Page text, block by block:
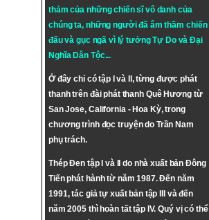
thảm của những chiến sĩ vô danh của
chúng ta, những người đã âm thầm chiến
đấu và gục ngã vì lý tưởngTự DovàĐại
Nghĩa Dân Tộc...
Ở đây chỉ có tập I và II, từng được phát
thanh trên đài phát thanh Quê Hương từ
San Jose, California - Hoa Kỳ, trong
chương trình đọc truyện do Trần Nam
phụ trách.
Thép Đen tập I và II do nhà xuất bản Đông
Tiến phát hành từ năm 1987. Đến năm
1991, tác giả tự xuất bản tập III và đến
năm 2005 thì hoàn tất tập IV. Quý vị có thể